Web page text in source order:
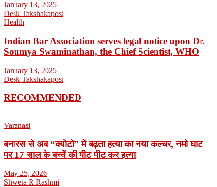
January 13, 2025
Desk Takshakapost
Health
Indian Bar Association serves legal notice upon Dr.
Soumya Swaminathan, the Chief Scientist, WHO
January 13, 2025
Desk Takshakapost
RECOMMENDED
Varanasi
बनारस से अब “क्योटो” में बढ़ता हत्या का नया कल्चर, नमो घाट
पर 17 साल के बच्चें की पीट-पीट कर हत्या
May 25, 2026
Shweta R Rashmi